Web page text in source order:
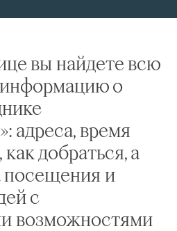
вы найдете всю
о
адреса, время
добраться, а
посещения и
с
возможностями